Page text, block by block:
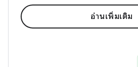
อ่านเพิ่มเติม